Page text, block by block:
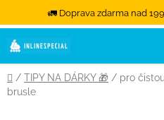
🚛 Doprava zdarma nad
Přejít na obsah
Domů
/ TIPY NA DÁRKY 🎁 / pro
brusle